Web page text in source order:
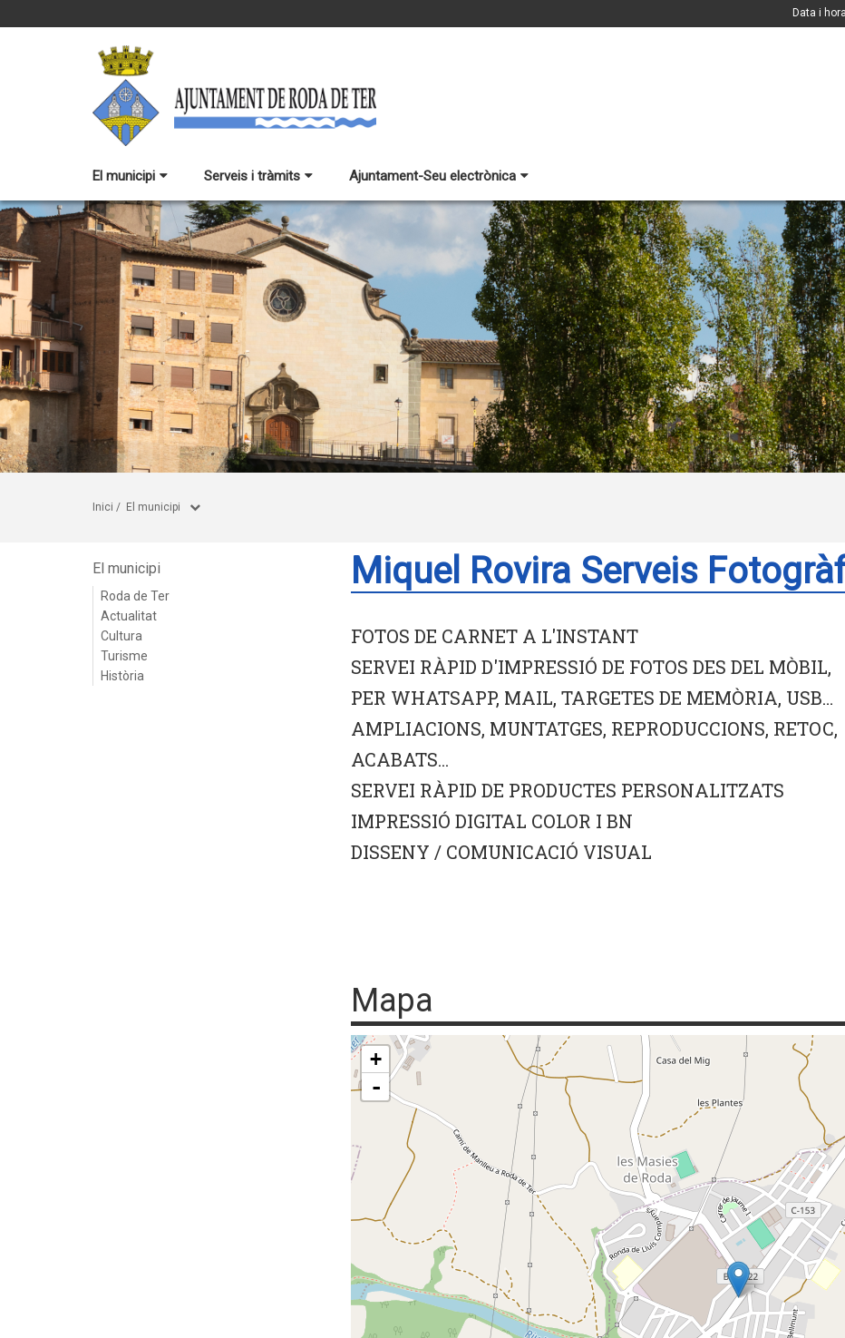
Data i
El municipi Serveis i tràmits Ajuntament-Seu electrònica
Inici / El municipi
El municipi
Roda de Ter
Actualitat
Cultura
Turisme
Història
Miquel Rovira Serveis
FOTOS DE CARNET A L'INSTANT
SERVEI RÀPID D'IMPRESSIÓ DE FOTOS DES DEL MÒBIL,
PER WHATSAPP, MAIL, TARGETES DE MEMÒRIA, USB…
AMPLIACIONS, MUNTATGES, REPRODUCCIONS, RETOC,
ACABATS...
SERVEI RÀPID DE PRODUCTES PERSONALITZATS
IMPRESSIÓ DIGITAL COLOR I BN
DISSENY / COMUNICACIÓ VISUAL
Mapa
+
-